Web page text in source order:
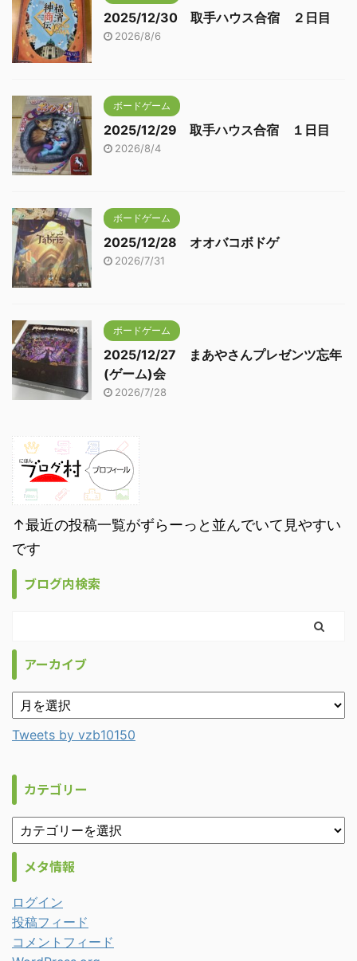
2025/12/30 取手ハウス合宿 ２日目
2026/8/6
ボードゲーム
2025/12/29 取手ハウス合宿 １日目
2026/8/4
ボードゲーム
2025/12/28 オオバコボドゲ
2026/7/31
ボードゲーム
2025/12/27 まあやさんプレゼンツ忘年
(ゲーム)会
2026/7/28
↑最近の投稿一覧がずらーっと並んでいて見やすい
です
ブログ内検索
アーカイブ
Tweets by vzb10150
カテゴリー
メタ情報
ログイン
投稿フィード
コメントフィード